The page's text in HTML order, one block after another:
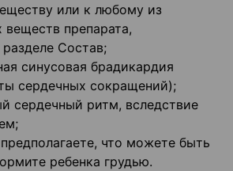
или к любому из
веществ препарата,
Состав;
синусовая брадикардия
сердечных сокращений);
сердечный ритм, вследствие
что можете быть
ребенка грудью.